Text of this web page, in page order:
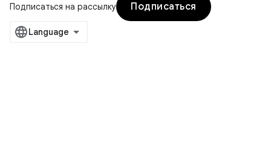
Подписаться на рассылку
Подписаться